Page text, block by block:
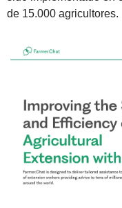
de 15.000 agricultores.